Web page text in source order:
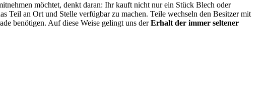
möchtet, denkt daran: Ihr kauft nicht nur ein Stück Blech oder
Teil an Ort und Stelle verfügbar zu machen. Teile wechseln den Besitzer mit
benötigen. Auf diese Weise gelingt uns derErhalt der immer seltener